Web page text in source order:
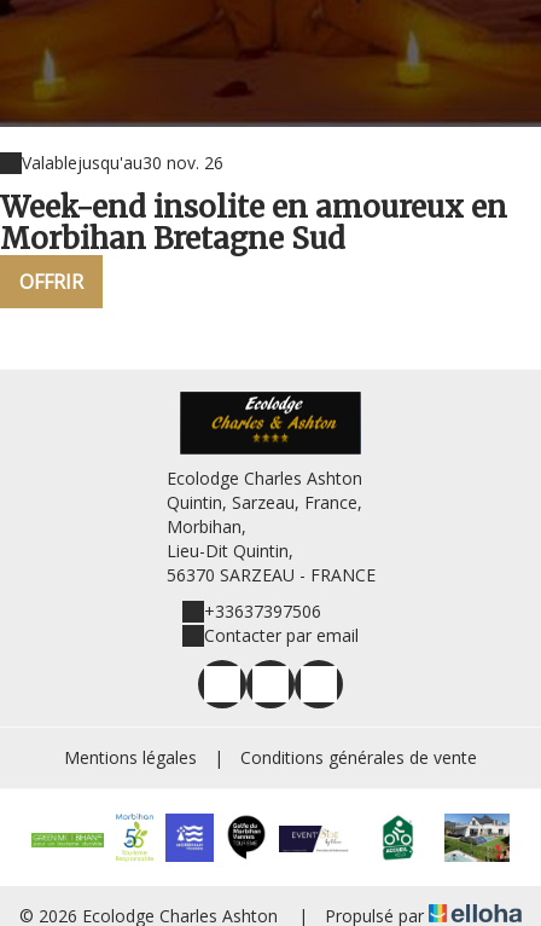
Valablejusqu'au30 nov. 26
Week-end insolite en amoureux en
Morbihan Bretagne Sud
OFFRIR
Ecolodge Charles Ashton
Quintin, Sarzeau, France,
Morbihan,
Lieu-Dit Quintin,
56370 SARZEAU - FRANCE
+33637397506
Contacter par email
Mentions légales | Conditions générales de vente
© 2026 Ecolodge Charles Ashton | Propulsé par